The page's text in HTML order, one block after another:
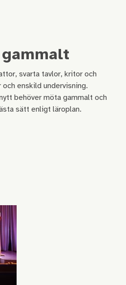
svarta tavlor, kritor och
enskild undervisning.
behöver möta gammalt och
sätt enligt läroplan.